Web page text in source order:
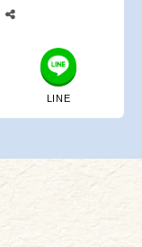
LINE